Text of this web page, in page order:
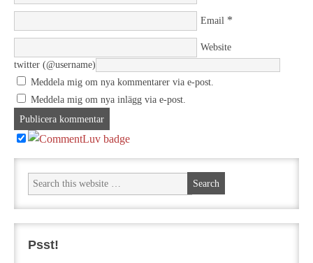
Email *
Website
twitter (@username)
Meddela mig om nya kommentarer via e-post.
Meddela mig om nya inlägg via e-post.
Psst!